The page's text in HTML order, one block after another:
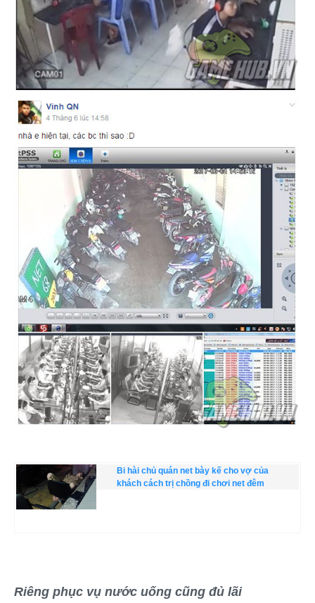
Bi hài chủ quán net bày kế cho vợ của
khách cách trị chồng đi chơi net đêm
Riêng phục vụ nước uống cũng đủ lãi